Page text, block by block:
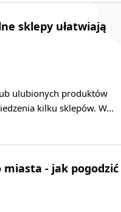
sklepy ułatwiają
ulubionych produktów
kilku sklepów. W…
miasta - jak pogodzić